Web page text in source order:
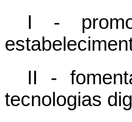
I -
II -
tecnologias